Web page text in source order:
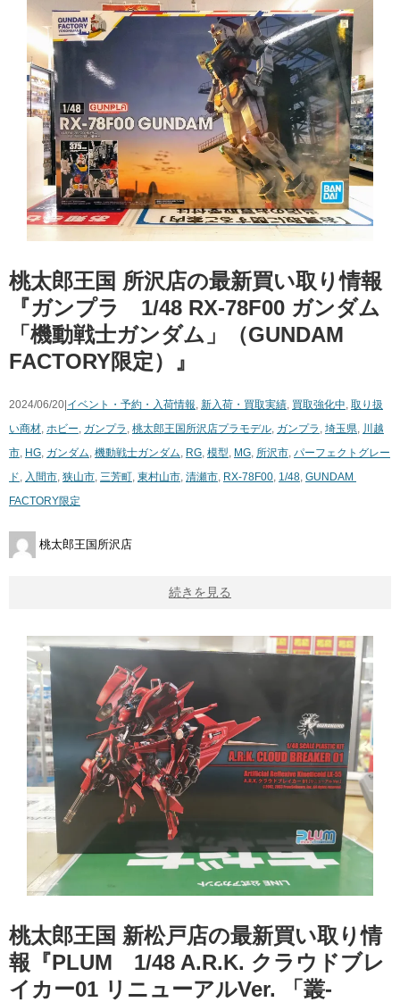
桃太郎王国 所沢店の最新買い取り情報
『ガンプラ 1/48 ​RX-78F00 ​ガンダム ​
「機動戦士ガンダム」（GUNDAM ​
FACTORY限定）』
2024/06/20|イベント・予約・入荷情報 新入荷・買取実績 買取強化中 取り扱
い商材 ホビー ガンプラ 桃太郎王国所沢店プラモデル ガンプラ 埼玉県
川越
市 HG ガンダム 機動戦士ガンダム RG 模型 MG 所沢市 パーフェクトグレー
ド
入間市 狭山市 三芳町 東村山市 清瀬市 RX-78F00 1/48 GUNDAM ​
FACTORY限定
桃太郎王国所沢店
続きを見る
桃太郎王国 新松戸店の最新買い取り情
報『PLUM 1/48 ​A.R.K. ​クラウドブレ
イカー01 ​リニューアルVer. ​「叢-